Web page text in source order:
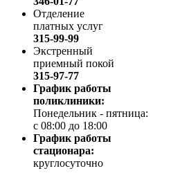
Отделение
платных услуг
315-99-99
Экстренный
приемный покой
315-97-77
График работы
поликлиники:
Понедельник - пятница:
с 08:00 до 18:00
График работы
стационара:
круглосуточно